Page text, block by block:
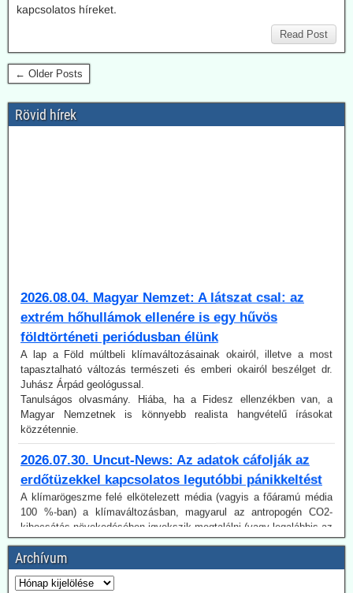
kapcsolatos híreket.
Read Post
← Older Posts
Rövid hírek
földtörténeti periódusban élünk
A lap a Föld múltbeli klímaváltozásainak okairól, illetve a most
tapasztalható változás természeti és emberi okairól beszélget dr.
Juhász Árpád geológussal.
Tanulságos olvasmány. Hiába, ha a Fidesz ellenzékben van, a
Magyar Nemzetnek is könnyebb realista hangvételű írásokat
közzétennie.
2026.07.30. Uncut-News: Az adatok cáfolják az
erdőtüzekkel kapcsolatos legutóbbi pánikkeltést
A klímarögeszme felé elkötelezett média (vagyis a főáramú média
100 %-ban) a klímaváltozásban, magyarul az antropogén CO2-
kibocsátás növekedésében igyekszik megtalálni (vagy legalábbis az
olvasókkal elhitetni) az erdőtüzek okát. Így van ez az idén is, mint a
korábbi években. A gépezet figyelmen kívül hagyja úgy az emberi
tényezőt, akár a gondatlanságot, akár a szándékos gyújtogatást,
mint a hatósági ideológiavezérelt hozzáállást, amit több
bejegyzésünkben tematizáltunk. De még így is van egy probléma:
Az idén jóval alacsonyabb a tűzesetek száma világszerte, mint a
Archívum